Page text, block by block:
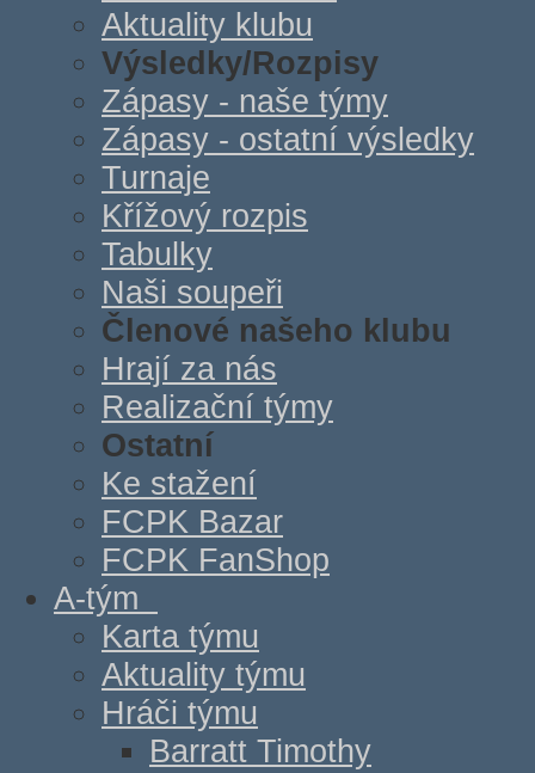
Aktuality klubu
Výsledky/Rozpisy
Zápasy - naše týmy
Zápasy - ostatní výsledky
Turnaje
Křížový rozpis
Tabulky
Naši soupeři
Členové našeho klubu
Hrají za nás
Realizační týmy
Ostatní
Ke stažení
FCPK Bazar
FCPK FanShop
A-tým
Karta týmu
Aktuality týmu
Hráči týmu
Barratt Timothy